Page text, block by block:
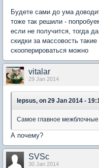
Будете сами до ума
тоже так решили -
если не получится, тогда
скидки за массовость
скооперироваться можно
vitalar
29 Jan 2014
lepsus, on 29 Jan 2014 -
Самое главное межблочные
А почему?
SVSc
30 Jan 2014